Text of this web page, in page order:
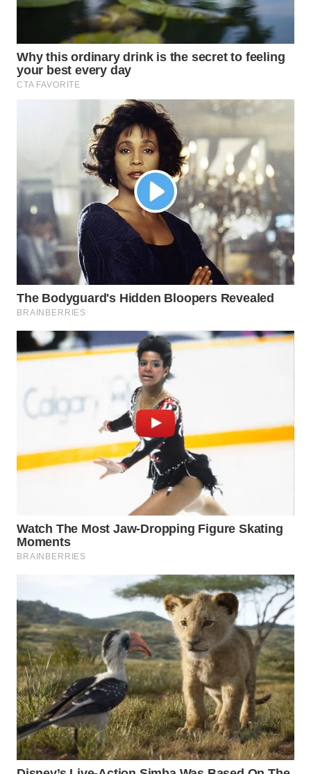
WN DELI
WN
TEBING
TINGGI
KARAWANG
WN
BEKASI
WN
BOGOR
WN
DEPOK
TAPANULI
SAMOSIR
LAWAS
WN
WN
CIANJUR
WN
KEPULAUAN
SERIBU
WN
TANGERANG